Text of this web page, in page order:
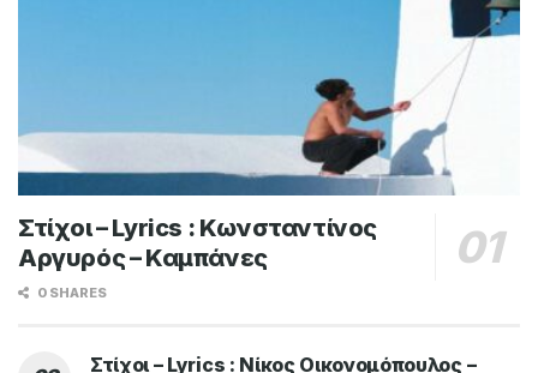
Στίχοι – Lyrics : Κωνσταντίνος
Αργυρός – Καμπάνες
0 SHARES
Στίχοι – Lyrics : Νίκος Οικονομόπουλος –